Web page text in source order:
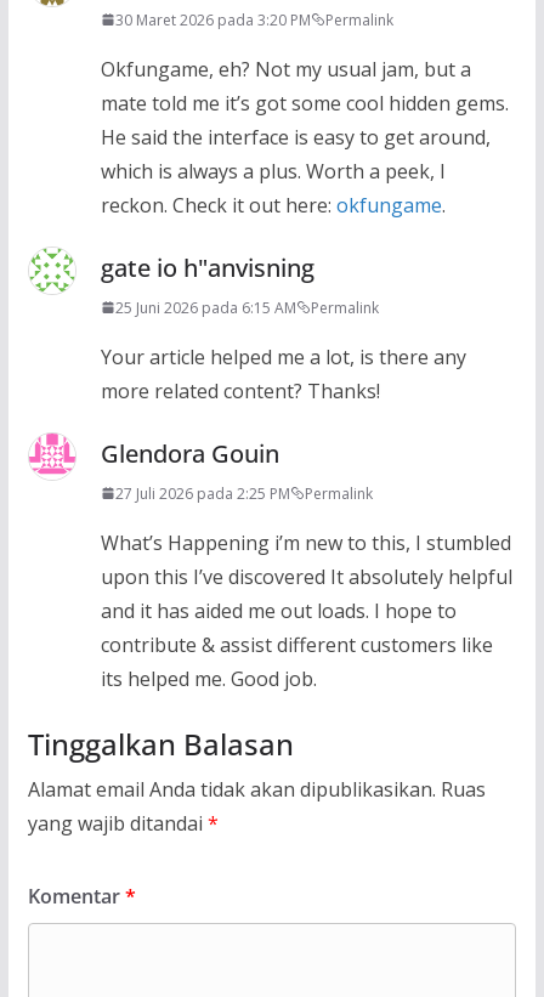
30 Maret 2026 pada 3:20 PM Permalink
Okfungame, eh? Not my usual jam, but a
mate told me it’s got some cool hidden gems.
He said the interface is easy to get around,
which is always a plus. Worth a peek, I
reckon. Check it out here: okfungame.
gate io h"anvisning
25 Juni 2026 pada 6:15 AM Permalink
Your article helped me a lot, is there any
more related content? Thanks!
Glendora Gouin
27 Juli 2026 pada 2:25 PM Permalink
What’s Happening i’m new to this, I stumbled
upon this I’ve discovered It absolutely helpful
and it has aided me out loads. I hope to
contribute & assist different customers like
its helped me. Good job.
Tinggalkan Balasan
Alamat email Anda tidak akan dipublikasikan. Ruas
yang wajib ditandai *
Komentar*